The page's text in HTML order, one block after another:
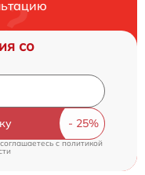
со
cполитикой